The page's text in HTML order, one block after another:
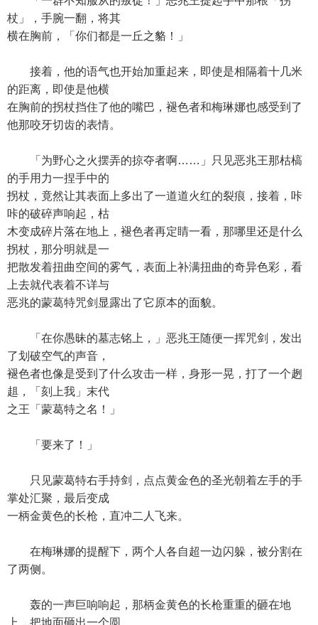
杖」，手腕一翻，将其
横在胸前，「你们都是一丘之貉！」
接着，他的语气也开始加重起来，即使是相隔着十几米
的距离，即使是他横
在胸前的拐杖挡住了他的嘴巴，褪色者和梅琳娜也感受到了
他那咬牙切齿的表情。
「为野心之火摆弄的掠夺者啊……」只见恶兆王那枯槁
的手用力一捏手中的
拐杖，竟然让其表面上多出了一道道火红的裂痕，接着，咔
咔的破碎声响起，枯
木变成碎片落在地上，褪色者再定睛一看，那哪里还是什么
拐杖，那分明就是一
把散发着扭曲空间的雾气，表面上补满扭曲的奇异色彩，看
上去就代表着不详与
恶兆的蒙葛特咒剑显露出了它原本的面貌。
「在你愚昧的墓志铭上，」恶兆王随便一挥咒剑，发出
了划破空气的声音，
褪色者也像是受到了什么攻击一样，身形一晃，打了一个趔
趄，「刻上我」末代
之王「蒙葛特之名！」
「要来了！」
只见蒙葛特右手持剑，点点黄金色的圣光朝着左手的手
掌处汇聚，最后变成
一柄金黄色的长枪，直冲二人飞来。
在梅琳娜的提醒下，两个人各自超一边闪躲，被分割在
了两侧。
轰的一声巨响响起，那柄金黄色的长枪重重的砸在地
上，把地面砸出一个圆